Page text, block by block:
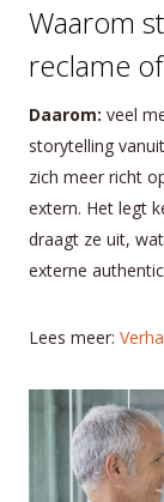
Waarom
reclame
Daarom: veel
storytelling
zich meer richt
extern. Het legt
draagt ze uit,
externe
Lees meer: